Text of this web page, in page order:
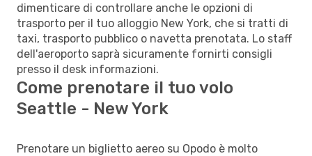
dimenticare di controllare anche le opzioni di
trasporto per il tuo alloggio New York, che si tratti di
taxi, trasporto pubblico o navetta prenotata. Lo staff
dell'aeroporto saprà sicuramente fornirti consigli
presso il desk informazioni.
Come prenotare il tuo volo
Seattle - New York
Prenotare un biglietto aereo su Opodo è molto